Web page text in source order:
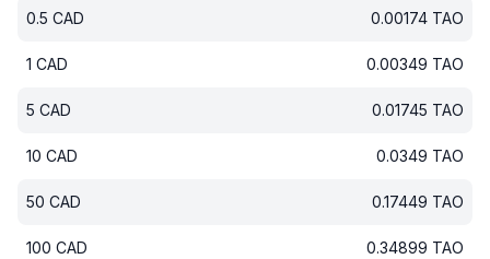
0.5 CAD 0.00174 TAO
1 CAD 0.00349 TAO
5 CAD 0.01745 TAO
10 CAD 0.0349 TAO
50 CAD 0.17449 TAO
100 CAD 0.34899 TAO